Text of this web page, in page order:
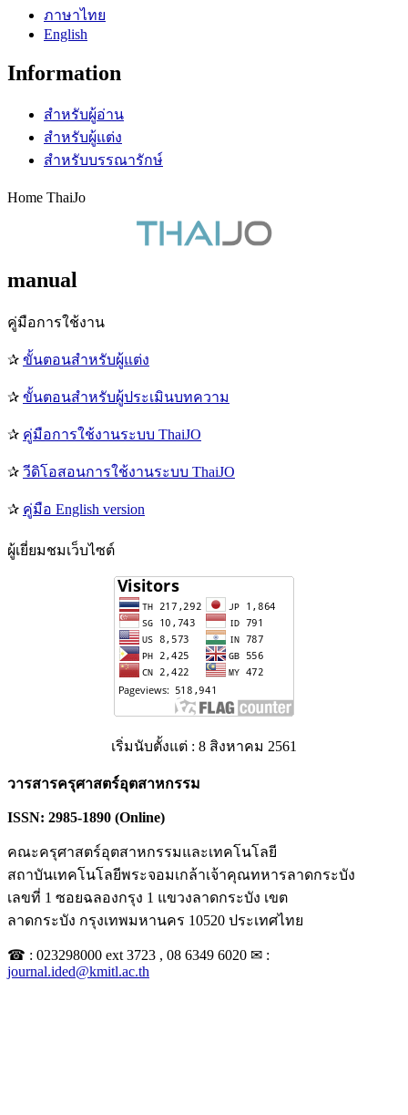
ภาษาไทย
English
Information
สำหรับผู้อ่าน
สำหรับผู้แต่ง
สำหรับบรรณารักษ์
Home ThaiJo
manual
คู่มือการใช้งาน
✰ ขั้นตอนสำหรับผู้แต่ง
✰ ขั้นตอนสำหรับผู้ประเมินบทความ
✰ คู่มือการใช้งานระบบ ThaiJO
✰ วีดิโอสอนการใช้งานระบบ ThaiJO
✰ คู่มือ English version
ผู้เยี่ยมชมเว็บไซต์
เริ่มนับตั้งแต่ : 8 สิงหาคม 2561
วารสารครุศาสตร์อุตสาหกรรม
ISSN: 2985-1890 (Online)
คณะครุศาสตร์อุตสาหกรรมและเทคโนโลยี
สถาบันเทคโนโลยีพระจอมเกล้าเจ้าคุณทหารลาดกระบัง
เลขที่ 1 ซอยฉลองกรุง 1 แขวงลาดกระบัง เขต
ลาดกระบัง กรุงเทพมหานคร 10520 ประเทศไทย
☎ : 023298000 ext 3723 , 08 6349 6020 ✉ :
journal.ided@kmitl.ac.th